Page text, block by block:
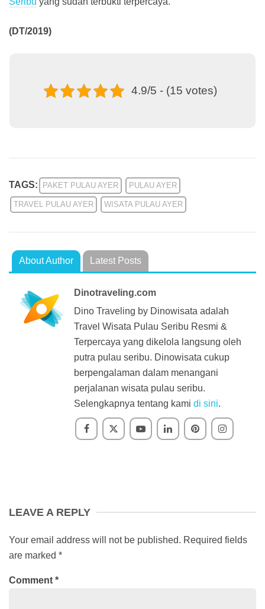
(DT/2019)
4.9/5 - (15 votes)
TAGS: PAKET PULAU AYER PULAU AYER
TRAVEL PULAU AYER WISATA PULAU AYER
About Author Latest Posts
Dinotraveling.com
Dino Traveling by Dinowisata adalah
Travel Wisata Pulau Seribu Resmi &
Terpercaya yang dikelola langsung oleh
putra pulau seribu. Dinowisata cukup
berpengalaman dalam menangani
perjalanan wisata pulau seribu.
Selengkapnya tentang kami di sini.
LEAVE A REPLY
Your email address will not be published. Required fields
are marked *
Comment *